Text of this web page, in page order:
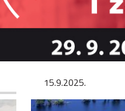
15.9.2025.